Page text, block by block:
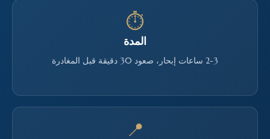
⏱
المدة
2-3 ساعات إبحار، صعود 30 دقيقة قبل المغادرة
📍